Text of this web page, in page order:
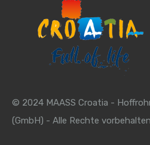
© 2024 MAASS Croatia -
(GmbH) - Alle Rechte vorbehalten